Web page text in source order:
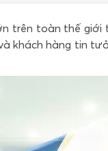
trên toàn thế giới
khách hàng tin